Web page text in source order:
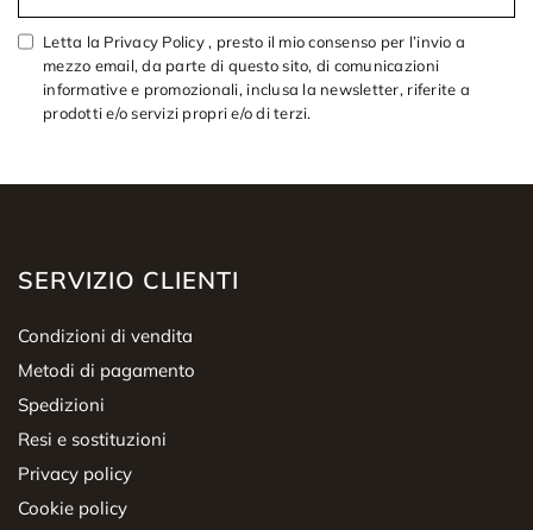
Letta la Privacy Policy , presto il mio consenso per l’invio a
mezzo email, da parte di questo sito, di comunicazioni
informative e promozionali, inclusa la newsletter, riferite a
prodotti e/o servizi propri e/o di terzi.
SERVIZIO CLIENTI
Condizioni di vendita
Metodi di pagamento
Spedizioni
Resi e sostituzioni
Privacy policy
Cookie policy